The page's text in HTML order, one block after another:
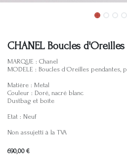
CHANEL Boucles
MARQUE : Chanel
MODELE : Boucles d´Oreilles pendantes,
Matière : Metal
Couleur : Doré, nacré blanc
Dustbag et boîte
Etat : Neuf
Non assujetti à la TVA
690,00 €